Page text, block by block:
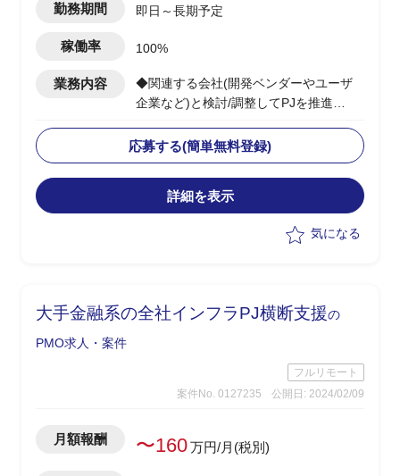
勤務期間 即日～長期予定
稼働率 100%
業務内容
◆関連する会社(開発ベンダーやユーザ
企業など)と検討/調整してPJを推進
のPMOを担当する
・全体としては複数年で開発する大規模
なPJ。
応募する(簡単無料登録)
詳細を表示
気になる
大手金融系の全社インフラPJ横断支援の
PMO求人・案件
フルリモート
案件No. 0127235
公開日: 2024/02/09
月額報酬 〜160万円/月(税別)